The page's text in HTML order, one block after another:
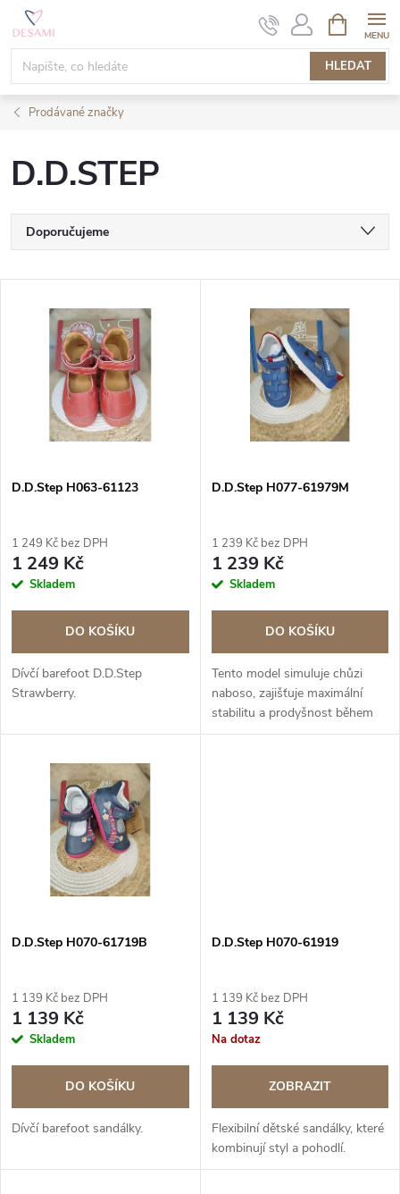
Přejít
obsah
HLEDAT
NÁKUPNÍ
KOŠÍK
Prodávané značky
D.D.STEP
Ř
a
p
r
o
u
k
Doporučujeme
Nejprodávanější
Abecedně
s
r
o
d
u
k
D.D.Step H063-61123
1 249 Kč bez DPH
1 249 Kč
Skladem
DO KOŠÍKU
Dívčí barefoot D.D.Step
Strawberry.
D.D.Step H077-61979M
1 239 Kč bez DPH
1 239 Kč
Skladem
DO KOŠÍKU
Tento model simuluje chůzi
naboso, zajišťuje maximální
stabilitu a prodyšnost během
teplých dní.
D.D.Step H070-61719B
1 139 Kč bez DPH
1 139 Kč
Skladem
DO KOŠÍKU
Dívčí barefoot sandálky.
D.D.Step H070-61919
1 139 Kč bez DPH
1 139 Kč
Na dotaz
ZOBRAZIT
Flexibilní dětské sandálky, které
kombinují styl a pohodlí.